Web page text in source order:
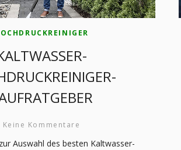
Keine Kommentare
Auswahl des besten Kaltwasser-